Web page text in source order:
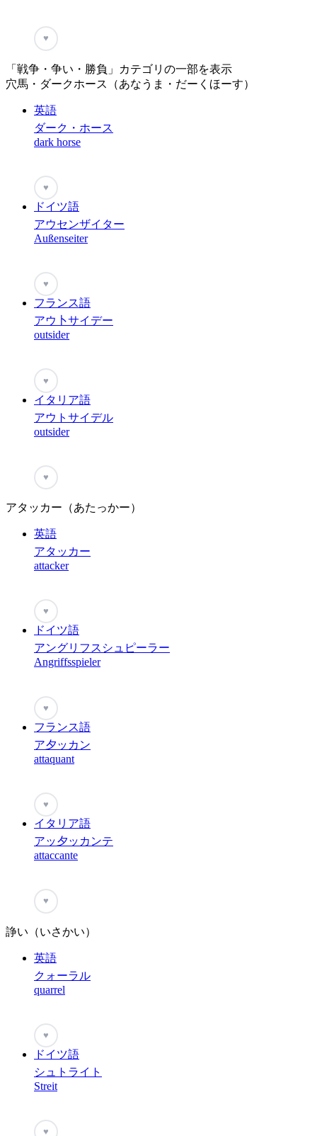
♥
「戦争・争い・勝負」カテゴリの一部を表示
穴馬・ダークホース（あなうま・だーくほーす）
英語
ダーク・ホース
dark horse
♥
ドイツ語
アウセンザイター
Außenseiter
♥
フランス語
アウ卜サイデー
outsider
♥
イタリア語
アウトサイデル
outsider
♥
アタッカー（あたっかー）
英語
アタッカー
attacker
♥
ドイツ語
アングリフスシュピーラー
Angriffsspieler
♥
フランス語
ア夕ッカン
attaquant
♥
イタリア語
アッ夕ッカンテ
attaccante
♥
諍い（いさかい）
英語
クォーラル
quarrel
♥
ドイツ語
シュトライト
Streit
♥